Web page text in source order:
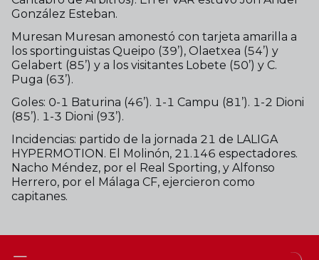
González Esteban.
Muresan Muresan amonestó con tarjeta amarilla a
los sportinguistas Queipo (39’), Olaetxea (54’) y
Gelabert (85’) y a los visitantes Lobete (50’) y C.
Puga (63’).
Goles: 0-1 Baturina (46’). 1-1 Campu (81’). 1-2 Dioni
(85’). 1-3 Dioni (93’).
Incidencias: partido de la jornada 21 de LALIGA
HYPERMOTION. El Molinón, 21.146 espectadores.
Nacho Méndez, por el Real Sporting, y Alfonso
Herrero, por el Málaga CF, ejercieron como
capitanes.